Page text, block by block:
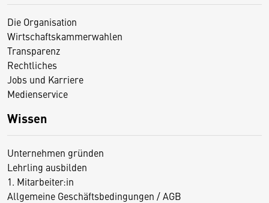
Die Organisation
Wirtschaftskammerwahlen
Transparenz
Rechtliches
Jobs und Karriere
Medienservice
Wissen
Unternehmen gründen
Lehrling ausbilden
1. Mitarbeiter:in
Allgemeine Geschäftsbedingungen / AGB